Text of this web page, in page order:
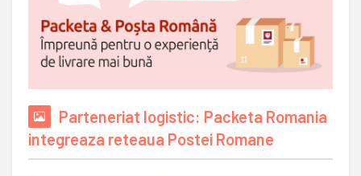
Parteneriat logistic: Packeta Romania
integreaza reteaua Postei Romane